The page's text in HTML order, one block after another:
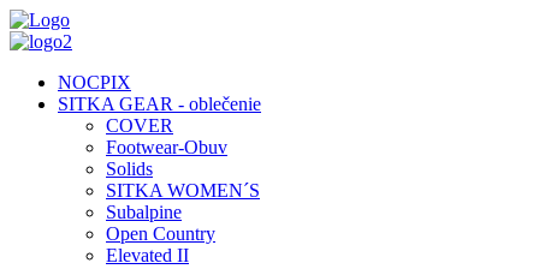
NOCPIX
SITKA GEAR - oblečenie
COVER
Footwear-Obuv
Solids
SITKA WOMEN´S
Subalpine
Open Country
Elevated II